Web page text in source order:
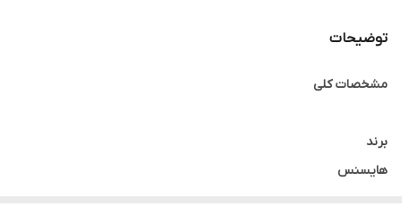
توضیحات
مشخصات کلی
برند
هایسنس